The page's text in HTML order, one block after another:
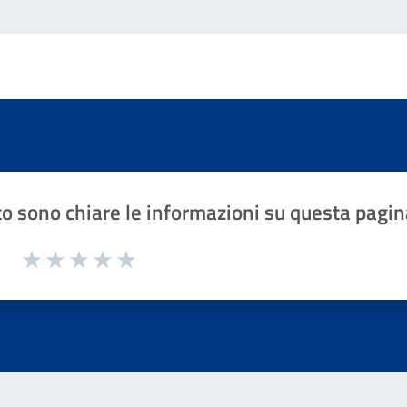
sono chiare le informazioni su questa
1 a 5 stelle la pagina